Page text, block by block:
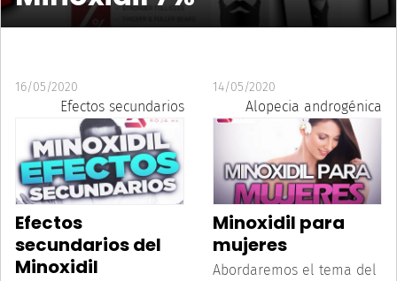
16/05/2020
Efectos secundarios
Efectos
secundarios del
Minoxidil
14/05/2020
Alopecia androgénica
Minoxidil para
mujeres
Abordaremos el tema del